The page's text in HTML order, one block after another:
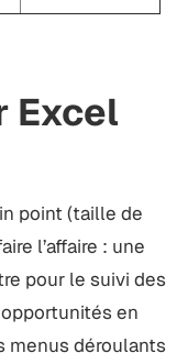
Excel
point (taille de
l’affaire : une
pour le suivi des
en
menus déroulants